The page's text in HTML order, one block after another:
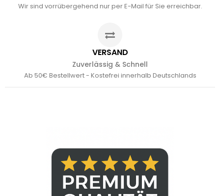
Wir sind vorrübergehend nur per E-Mail für Sie erreichbar.
VERSAND
Zuverlässig & Schnell
Ab 50€ Bestellwert - Kostefrei innerhalb Deutschlands